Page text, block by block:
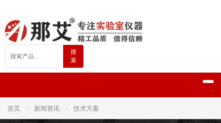
搜
索
首页 › 新闻资讯 › 技术方案